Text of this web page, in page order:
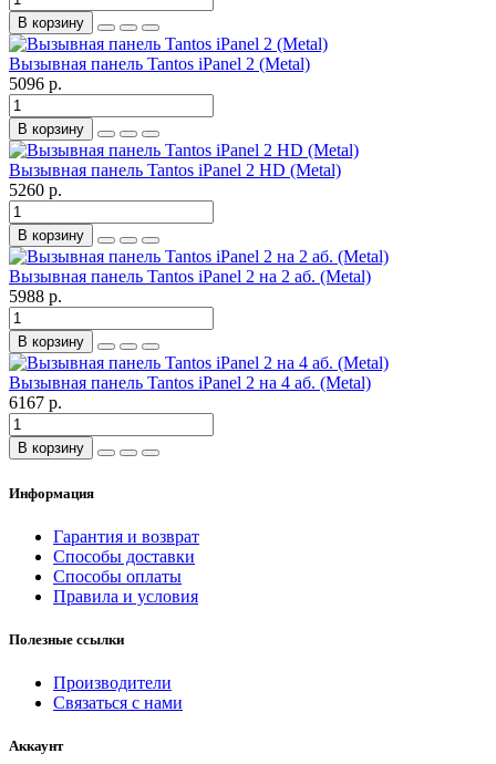
В корзину
Вызывная панель Tantos iPanel 2 (Metal)
5096 р.
В корзину
Вызывная панель Tantos iPanel 2 HD (Metal)
5260 р.
В корзину
Вызывная панель Tantos iPanel 2 на 2 аб. (Metal)
5988 р.
В корзину
Вызывная панель Tantos iPanel 2 на 4 аб. (Metal)
6167 р.
В корзину
Информация
Гарантия и возврат
Способы доставки
Способы оплаты
Правила и условия
Полезные ссылки
Производители
Связаться с нами
Аккаунт